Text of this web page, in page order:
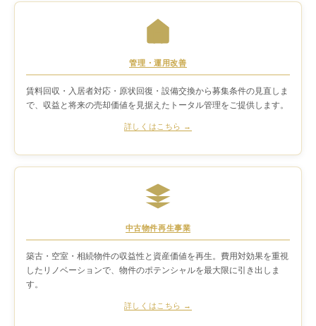
管理・運用改善
賃料回収・入居者対応・原状回復・設備交換から募集条件の見直しま
で、収益と将来の売却価値を見据えたトータル管理をご提供します。
詳しくはこちら →
中古物件再生事業
築古・空室・相続物件の収益性と資産価値を再生。費用対効果を重視
したリノベーションで、物件のポテンシャルを最大限に引き出しま
す。
詳しくはこちら →